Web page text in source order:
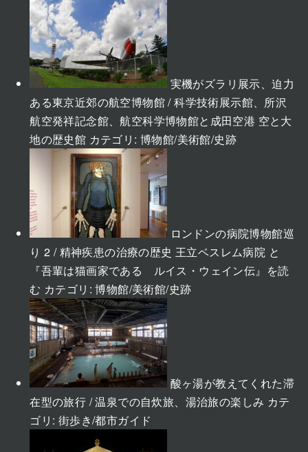
実機がズラリ展示、迫力
ある東京近郊の航空博物館 / 科学技術展示館、所沢
航空発祥記念館、航空科学博物館と成田空港 空と大
地の歴史館 カテゴリ: 博物館/美術館/史跡
ロンドンの病院博物館巡
り 2 / 精神疾患の治療の歴史 王立ベスレム病院 と
『吾輩は猫画家である ルイス・ウェイン伝』を読
む カテゴリ:博物館/美術館/史跡
酸ヶ湯が教えてくれた滞
在型の旅行 / 温泉での自炊旅、湯治旅の楽しみ カテ
ゴリ: 街歩き/都市ガイド